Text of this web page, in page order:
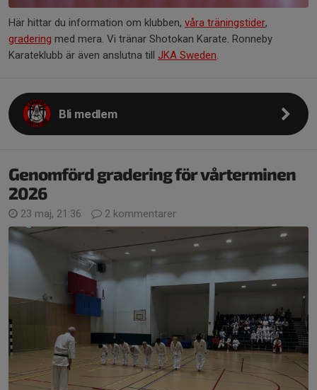
Här hittar du information om klubben, våra träningstider,
gradering med mera. Vi tränar Shotokan Karate. Ronneby
Karateklubb är även anslutna till JKA Sweden.
Bli medlem
Genomförd gradering för vårterminen
2026
23 maj, 21:36 2 kommentarer